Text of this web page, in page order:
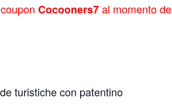
Cocooners7al momento
turistiche con patentino